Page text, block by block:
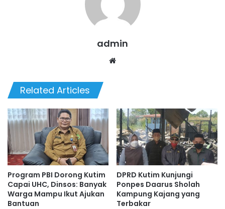
admin
Related Articles
Program PBI Dorong Kutim
Capai UHC, Dinsos: Banyak
Warga Mampu Ikut Ajukan
Bantuan
DPRD Kutim Kunjungi
Ponpes Daarus Sholah
Kampung Kajang yang
Terbakar